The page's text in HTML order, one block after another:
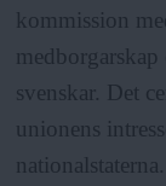
kommission
svenskar. Det
unionens